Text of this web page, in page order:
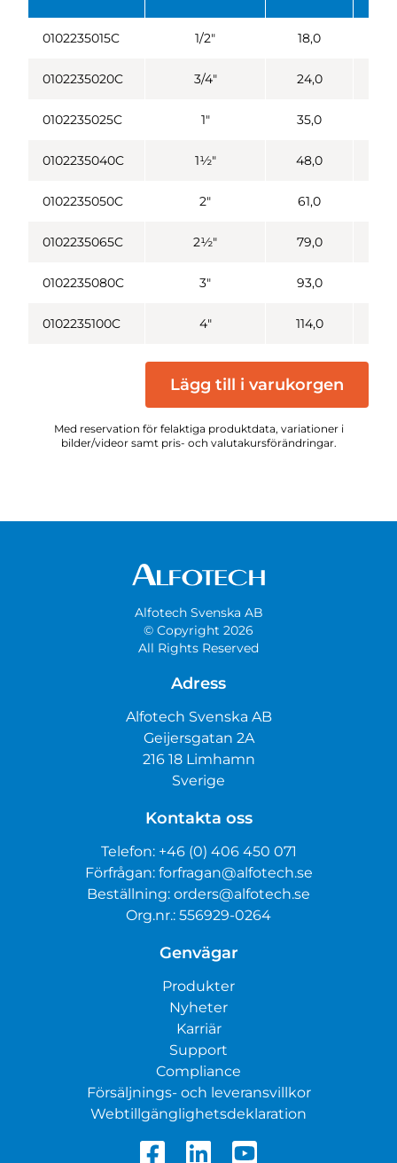
0102235015C 1/2" 18,0
0102235020C 3/4" 24,0
0102235025C 1" 35,0
0102235040C 1½" 48,0
0102235050C 2" 61,0
0102235065C 2½" 79,0
0102235080C 3" 93,0
0102235100C 4" 114,0
Lägg till i varukorgen
Med reservation för felaktiga produktdata, variationer i
bilder/videor samt pris- och valutakursförändringar.
Alfotech Svenska AB
© Copyright 2026
All Rights Reserved
Adress
Alfotech Svenska AB
Geijersgatan 2A
216 18 Limhamn
Sverige
Kontakta oss
Telefon: +46 (0) 406 450 071
Förfrågan: forfragan@alfotech.se
Beställning: orders@alfotech.se
Org.nr.: 556929-0264
Genvägar
Produkter
Nyheter
Karriär
Support
Compliance
Försäljnings- och leveransvillkor
Webtillgänglighetsdeklaration